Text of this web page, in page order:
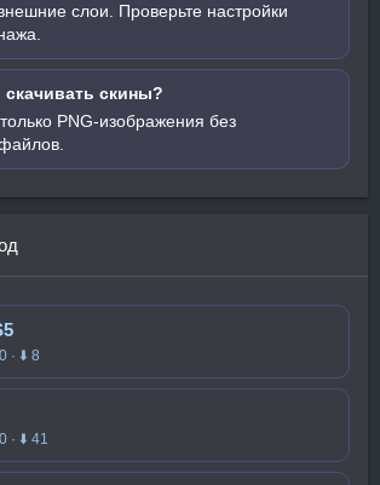
слои. Проверьте настройки
скачивать скины?
PNG-изображения без
· ⬇ 8
· ⬇ 41